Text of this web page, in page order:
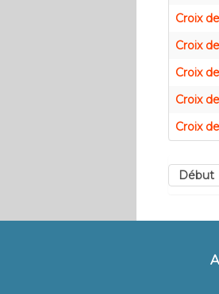
Croix
Croix
Croix
Croix
Croix
Début